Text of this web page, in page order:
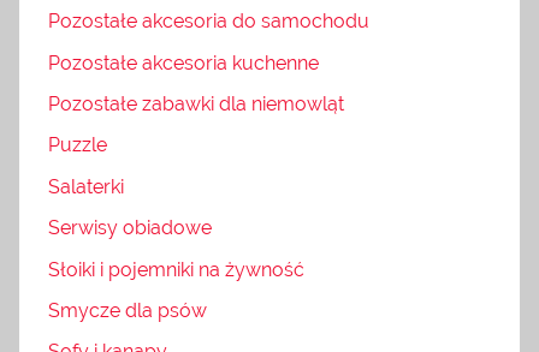
Pozostałe akcesoria do samochodu
Pozostałe akcesoria kuchenne
Pozostałe zabawki dla niemowląt
Puzzle
Salaterki
Serwisy obiadowe
Słoiki i pojemniki na żywność
Smycze dla psów